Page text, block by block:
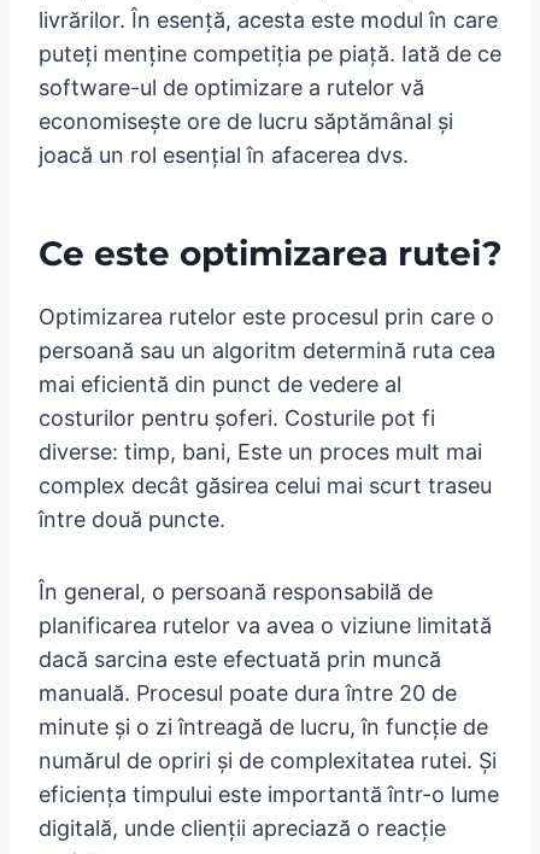
livrărilor. În esență, acesta este modul în care
puteți menține competiția pe piață. Iată de ce
software-ul de optimizare a rutelor vă
economisește ore de lucru săptămânal și
joacă un rol esențial în afacerea dvs.
Ce este optimizarea rutei?
Optimizarea rutelor este procesul prin care o
persoană sau un algoritm determină ruta cea
mai eficientă din punct de vedere al
costurilor pentru șoferi. Costurile pot fi
diverse: timp, bani, Este un proces mult mai
complex decât găsirea celui mai scurt traseu
între două puncte.
În general, o persoană responsabilă de
planificarea rutelor va avea o viziune limitată
dacă sarcina este efectuată prin muncă
manuală. Procesul poate dura între 20 de
minute și o zi întreagă de lucru, în funcție de
numărul de opriri și de complexitatea rutei. Și
eficiența timpului este importantă într-o lume
digitală, unde clienții apreciază o reacție